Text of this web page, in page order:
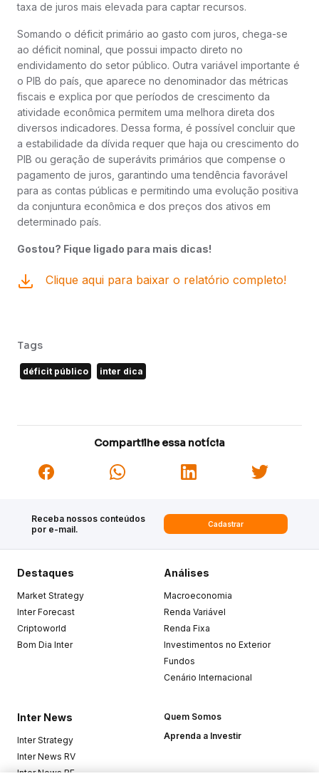
taxa de juros mais elevada para captar recursos.
Somando o déficit primário ao gasto com juros, chega-se
ao déficit nominal, que possui impacto direto no
endividamento do setor público. Outra variável importante é
o PIB do país, que aparece no denominador das métricas
fiscais e explica por que períodos de crescimento da
atividade econômica permitem uma melhora direta dos
diversos indicadores. Dessa forma, é possível concluir que
a estabilidade da dívida requer que haja ou crescimento do
PIB ou geração de superávits primários que compense o
pagamento de juros, garantindo uma tendência favorável
para as contas públicas e permitindo uma evolução positiva
da conjuntura econômica e dos preços dos ativos em
determinado país.
Gostou? Fique ligado para mais dicas!
Clique aqui para baixar o relatório completo!
Tags
déficit público inter dica
Compartilhe essa notícia
Receba nossos conteúdos
por e-mail.
Cadastrar
Destaques
Market Strategy
Inter Forecast
Criptoworld
Bom Dia Inter
Análises
Macroeconomia
Renda Variável
Renda Fixa
Investimentos no Exterior
Fundos
Cenário Internacional
Inter News
Inter Strategy
Inter News RV
Inter News RF
Quem Somos
Aprenda a Investir